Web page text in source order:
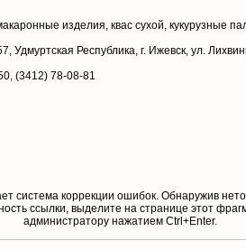
изделия, квас сухой, кукурузные
Удмуртская Республика, г. Ижевск, ул.
(3412) 78-08-81
система коррекции ошибок. Обнаружив
ссылки, выделите на странице этот
aдминистратору нажатием Ctrl+Enter.